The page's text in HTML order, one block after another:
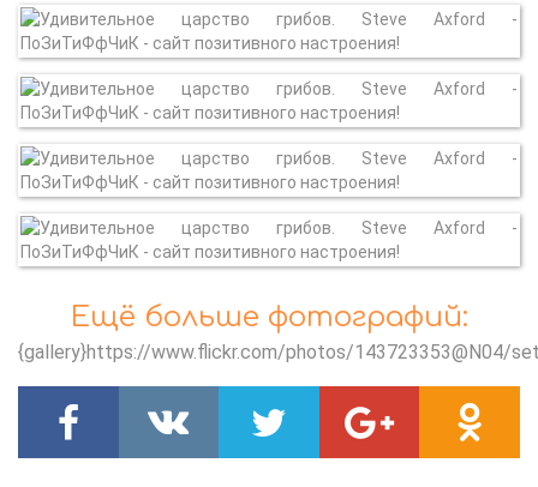
Ещё больше фотографий:
{gallery}https://www.flickr.com/photos/143723353@N04/